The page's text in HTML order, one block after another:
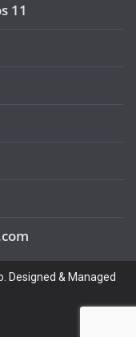
11
Designed & Managed